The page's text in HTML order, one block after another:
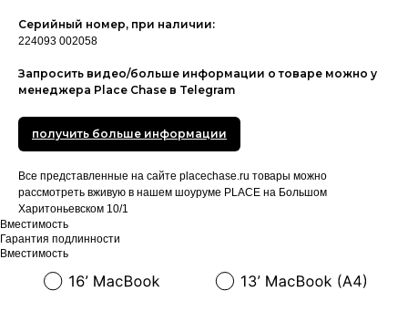
Серийный номер, при наличии:
224093 002058
Запросить видео/больше информации о товаре можно у
менеджера Place Chase в Telegram
получить больше информации
Все представленные на сайте placechase.ru товары можно
рассмотреть вживую в нашем шоуруме PLACE на Большом
Харитоньевском 10/1
Вместимость
Гарантия подлинности
Вместимость